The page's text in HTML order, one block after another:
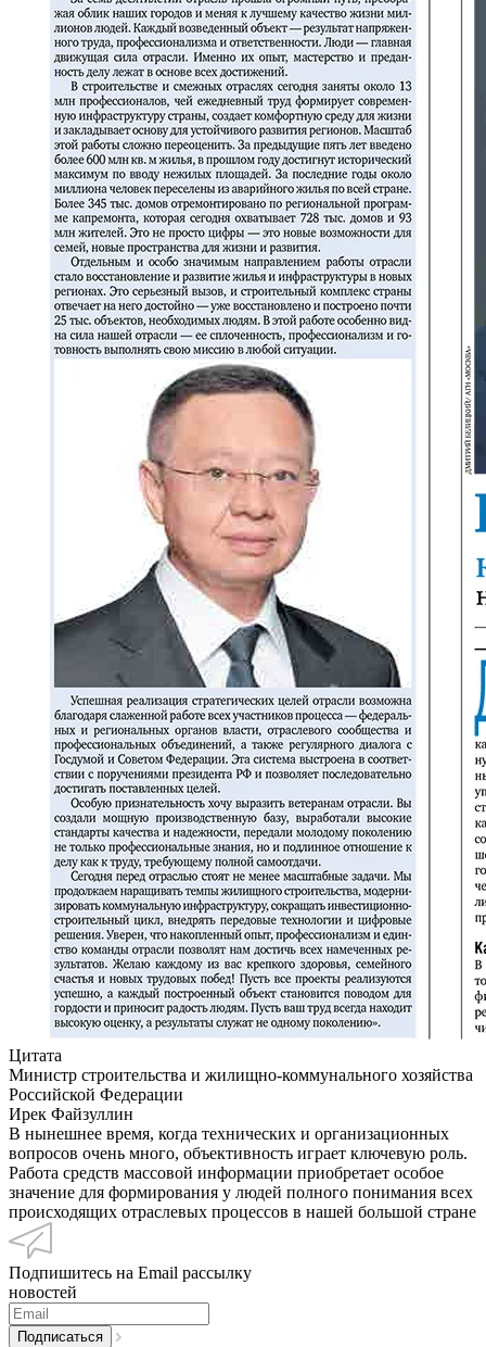
Цитата
Министр строительства и жилищно-коммунального хозяйства
Российской Федерации
Ирек Файзуллин
В нынешнее время, когда технических и организационных
вопросов очень много, объективность играет ключевую роль.
Работа средств массовой информации приобретает особое
значение для формирования у людей полного понимания всех
происходящих отраслевых процессов в нашей большой стране
Подпишитесь на Email рассылку
новостей